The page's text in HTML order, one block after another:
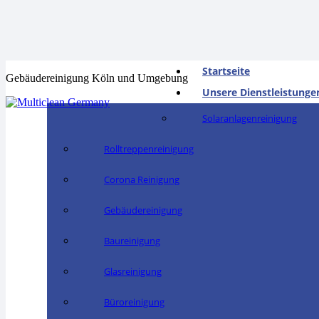
Gebäudereinigung Köln und Umgebung
Startseite
Unsere
Solaranlagenreinigung
Rolltreppenreinigung
Corona Reinigung
Gebäudereinigung
Baureinigung
Glasreinigung
Büroreinigung